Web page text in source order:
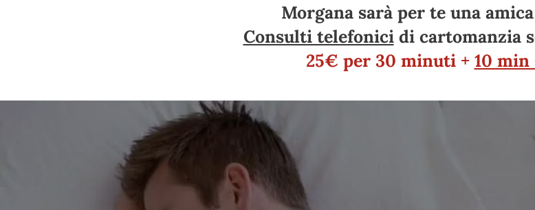
Morgana sarà per te una
Consulti telefonicidi cartomanzia
25€ per 30 minuti + 10 min